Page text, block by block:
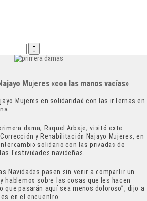
Mujeres «con las manos vacías»
Mujeres en solidaridad con las internas en
primera dama, Raquel Arbaje, visitó este
y Rehabilitación Najayo Mujeres, en
solidario con las privadas de
festividades navideñas.
Navidades pasen sin venir a compartir un
hablemos sobre las cosas que les hacen
que pasarán aquí sea menos doloroso”, dijo a
en el encuentro.